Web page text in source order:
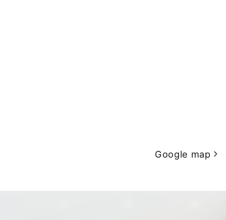
Google map